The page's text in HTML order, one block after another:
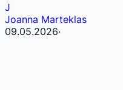
J
Joanna Marteklas
09.05.2026·